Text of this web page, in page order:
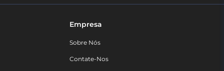
Empresa
Sobre Nós
Contate-Nos